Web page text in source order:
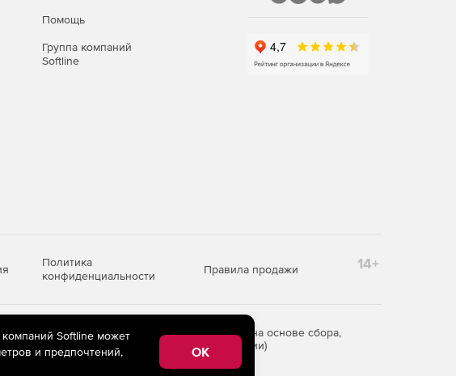
Помощь
Группа компаний
Softline
Политика
конфиденциальности
Правила продажи 14+
технологии предоставления информации на основе сбора,
на территории Российской Федерации)
компаний Softline может
и предпочтений,
OK